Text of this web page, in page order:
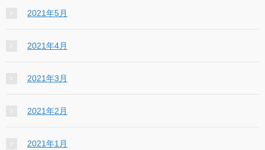
2021年5月
2021年4月
2021年3月
2021年2月
2021年1月